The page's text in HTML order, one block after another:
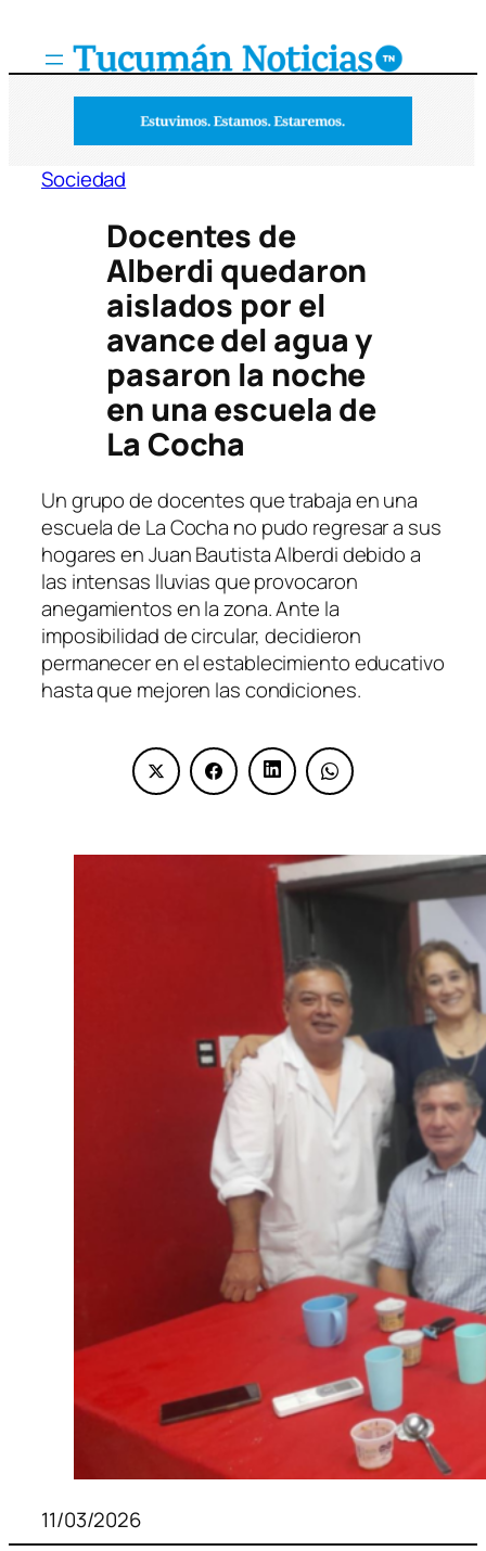
Sociedad
Docentes de
Alberdi quedaron
aislados por el
avance del agua y
pasaron la noche
en una escuela de
La Cocha
Un grupo de docentes que trabaja en una
escuela de La Cocha no pudo regresar a sus
hogares en Juan Bautista Alberdi debido a
las intensas lluvias que provocaron
anegamientos en la zona. Ante la
imposibilidad de circular, decidieron
permanecer en el establecimiento educativo
hasta que mejoren las condiciones.
11/03/2026